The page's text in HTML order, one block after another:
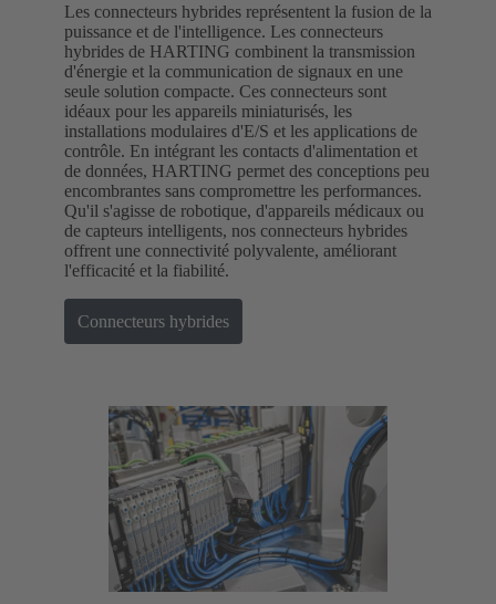
Les connecteurs hybrides représentent la fusion de la
puissance et de l'intelligence. Les connecteurs
hybrides de HARTING combinent la transmission
d'énergie et la communication de signaux en une
seule solution compacte. Ces connecteurs sont
idéaux pour les appareils miniaturisés, les
installations modulaires d'E/S et les applications de
contrôle. En intégrant les contacts d'alimentation et
de données, HARTING permet des conceptions peu
encombrantes sans compromettre les performances.
Qu'il s'agisse de robotique, d'appareils médicaux ou
de capteurs intelligents, nos connecteurs hybrides
offrent une connectivité polyvalente, améliorant
l'efficacité et la fiabilité.
Connecteurs hybrides